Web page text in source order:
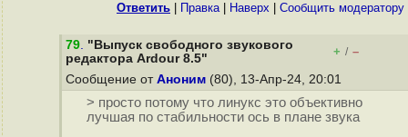
Ответить Правка| Наверх Cообщить модератору
79. "Выпуск свободного звукового
редактора Ardour 8.5"
+ / –
Сообщение от Аноним (80), 13-Апр-24, 20:01
> просто потому что линукс это объективно
лучшая по стабильности ось в плане звука